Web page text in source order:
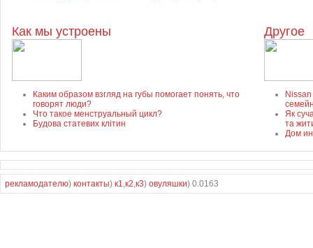
Как мы устроены
Каким образом взгляд на губы помогает понять, что
говорят люди?
Что такое менструальный цикл?
Будова статевих клітин
Другое
Як
та
Дом
рекламодателю) контакты) к1,к2,к3) овуляшки) 0.0163